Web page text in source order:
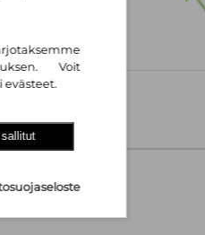
Voit
evästeet.